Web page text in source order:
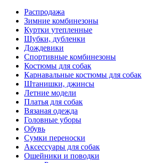
Распродажа
Зимние комбинезоны
Куртки утепленные
Шубки, дубленки
Дождевики
Спортивные комбинезоны
Костюмы для собак
Карнавальные костюмы для собак
Штанишки, джинсы
Летние модели
Платья для собак
Вязаная одежда
Головные уборы
Обувь
Сумки переноски
Аксессуары для собак
Ошейники и поводки